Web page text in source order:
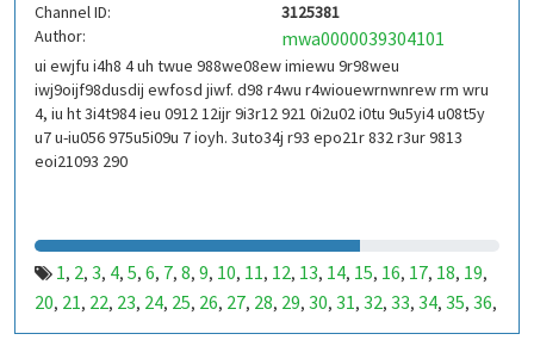
135,136,137 141,142,143
147,148 153,154,155,156,157,158
159,160,161,162,163,164,165 ,166,167,168,
171 ,172,173 ,174,175,176,177,178,179 ,180,181 ,182,
183,184,185,186, 187,188,189 ,190,191,192,193,194
195,196 ,197
231,232,233,234,235,236,237,238,239,
243, 244, 245, 246, 247,248,249,250 ,251,252, 253 ,254,
255 ,256,257, 258,259,260,261,262,263 ,264,265 , 266
Channel ID:
3125381
Author:
mwa0000039304101
ui ewjfu i4h8 4 uh twue 988we08ew imiewu 9r98weu
iwj9oijf98dusdij ewfosd jiwf. d98 r4wu r4wiouewrnwnrew rm wru
4, iu ht 3i4t984 ieu 0912 12ijr 9i3r12 921 0i2u02 i0tu 9u5yi4 u08t5y
u7 u-iu056 975u5i09u 7 ioyh. 3uto34j r93 epo21r 832 r3ur 9813
eoi21093 290
1, 2, 3, 4, 5, 6, 7, 8, 9, 10, 11, 12, 13, 14, 15, 16, 17, 18, 19,
20, 21, 22, 23, 24, 25, 26, 27, 28, 29, 30, 31, 32, 33, 34, 35, 36,
37,38,39,40,41,42,43,44,45,46,47,48,49,50,51,52,53,